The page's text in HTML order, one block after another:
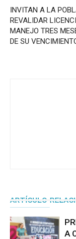
INVITAN A LA
REVALIDAR
MANEJO TRES
DE SU
ARTÍCULO
A